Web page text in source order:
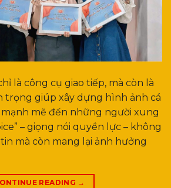
là công cụ giao tiếp, mà còn là
trọng giúp xây dựng hình ảnh cá
mẽ đến những người xung
– giọng nói quyền lực – không
mà còn mang lại ảnh hưởng
READING →